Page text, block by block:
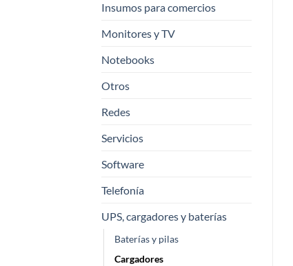
Insumos para comercios
Monitores y TV
Notebooks
Otros
Redes
Servicios
Software
Telefonía
UPS, cargadores y baterías
Baterías y pilas
Cargadores